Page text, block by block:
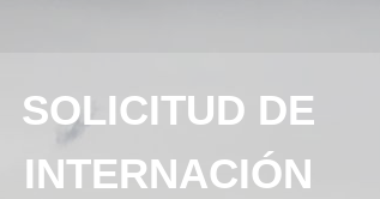
SOLICITUD DE
INTERNACIÓN